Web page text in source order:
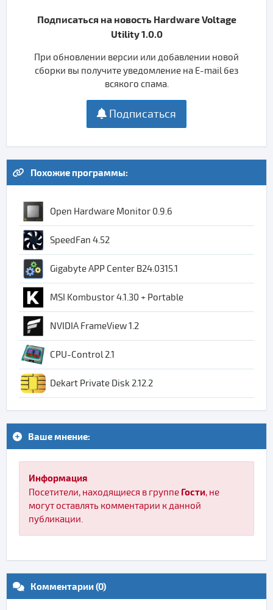
Подписаться на новость Hardware Voltage
Utility 1.0.0
При обновлении версии или добавлении новой
сборки вы получите уведомление на E-mail без
всякого спама.
Подписаться
Похожие программы:
Open Hardware Monitor 0.9.6
SpeedFan 4.52
Gigabyte APP Center B24.0315.1
MSI Kombustor 4.1.30 + Portable
NVIDIA FrameView 1.2
CPU-Control 2.1
Dekart Private Disk 2.12.2
Ваше мнение:
Информация
Посетители, находящиеся в группе Гости, не
могут оставлять комментарии к данной
публикации.
Комментарии (0)